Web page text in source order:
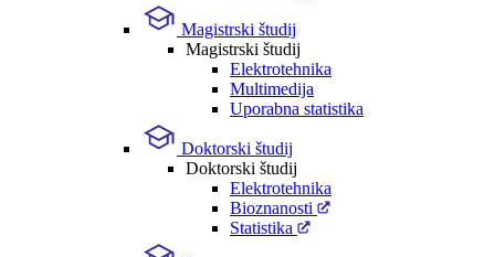
Magistrski študij
Magistrski študij
Elektrotehnika
Multimedija
Uporabna statistika
Doktorski študij
Doktorski študij
Elektrotehnika
Bioznanosti
Statistika